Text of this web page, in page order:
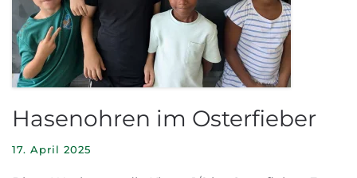
Hasenohren im Osterfieber
17. April 2025